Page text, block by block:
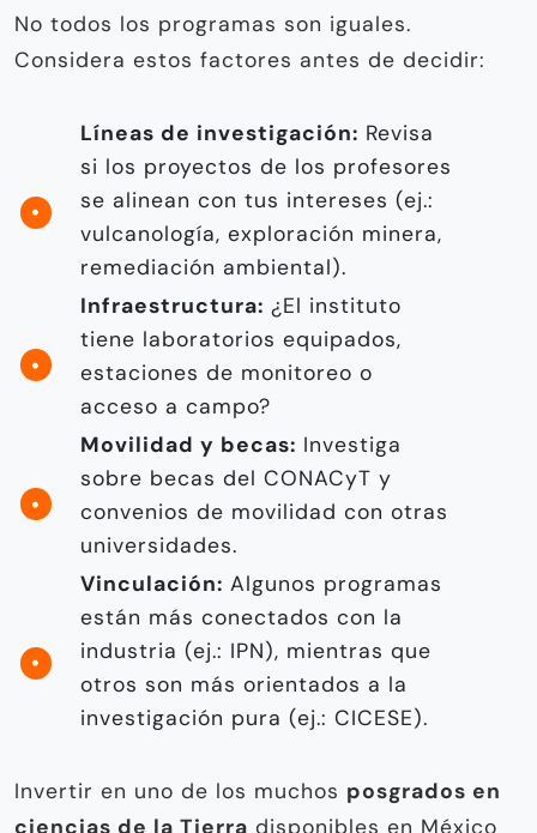
No todos los programas son iguales.
Considera estos factores antes de decidir:
Líneas de investigación: Revisa
si los proyectos de los profesores
se alinean con tus intereses (ej.:
vulcanología, exploración minera,
remediación ambiental).
Infraestructura: ¿El instituto
tiene laboratorios equipados,
estaciones de monitoreo o
acceso a campo?
Movilidad y becas: Investiga
sobre becas del CONACyT y
convenios de movilidad con otras
universidades.
Vinculación: Algunos programas
están más conectados con la
industria (ej.: IPN), mientras que
otros son más orientados a la
investigación pura (ej.: CICESE).
Invertir en uno de los muchos posgrados en
ciencias de la Tierra disponibles en México